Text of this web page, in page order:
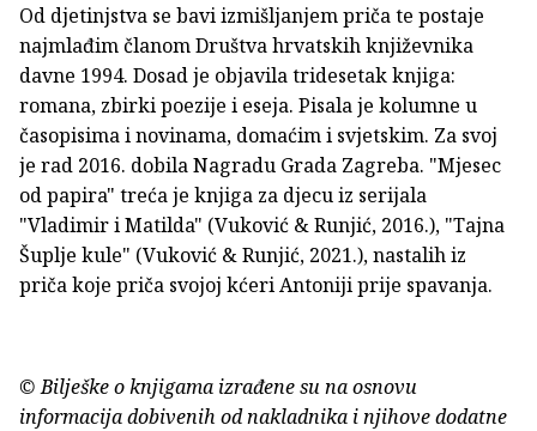
Od djetinjstva se bavi izmišljanjem priča te postaje
najmlađim članom Društva hrvatskih književnika
davne 1994. Dosad je objavila tridesetak knjiga:
romana, zbirki poezije i eseja. Pisala je kolumne u
časopisima i novinama, domaćim i svjetskim. Za svoj
je rad 2016. dobila Nagradu Grada Zagreba. "Mjesec
od papira" treća je knjiga za djecu iz serijala
"Vladimir i Matilda" (Vuković & Runjić, 2016.), "Tajna
Šuplje kule" (Vuković & Runjić, 2021.), nastalih iz
priča koje priča svojoj kćeri Antoniji prije spavanja.
© Bilješke o knjigama izrađene su na osnovu
informacija dobivenih od nakladnika i njihove dodatne